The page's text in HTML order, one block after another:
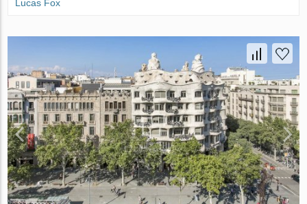
Lucas Fox